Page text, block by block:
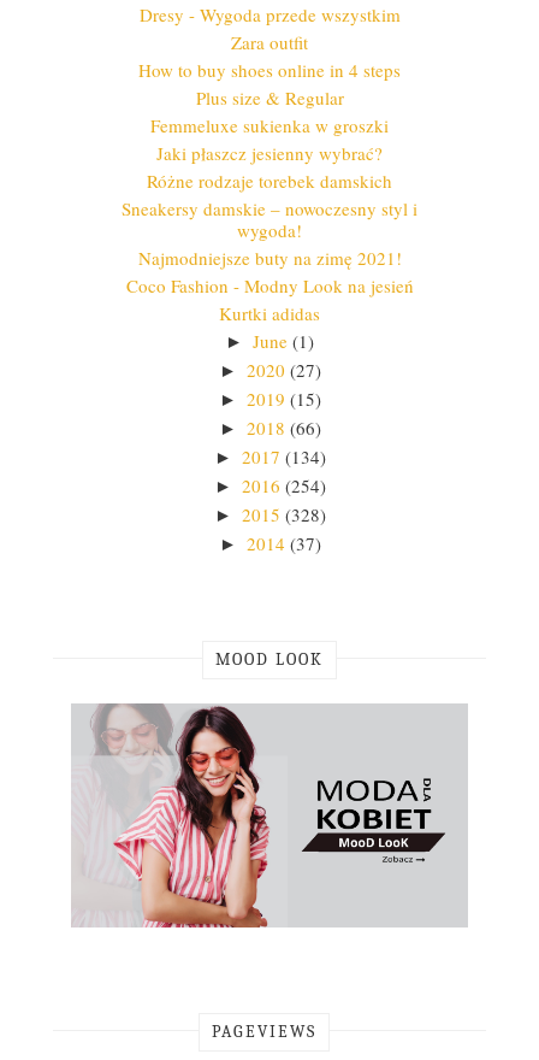
Dresy - Wygoda przede wszystkim
Zara outfit
How to buy shoes online in 4 steps
Plus size & Regular
Femmeluxe sukienka w groszki
Jaki płaszcz jesienny wybrać?
Różne rodzaje torebek damskich
Sneakersy damskie – nowoczesny styl i
wygoda!
Najmodniejsze buty na zimę 2021!
Coco Fashion - Modny Look na jesień
Kurtki adidas
► June (1)
► 2020 (27)
► 2019 (15)
► 2018 (66)
► 2017 (134)
► 2016 (254)
► 2015 (328)
► 2014 (37)
MOOD LOOK
PAGEVIEWS